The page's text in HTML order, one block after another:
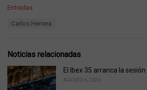
C
o
r
i
e
s
Entradas
:
Carlos Herrera
Noticias relacionadas
El Ibex 35 arranca la
AGOSTO 6, 2026